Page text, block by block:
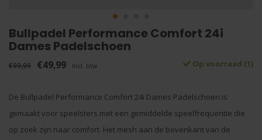
Bullpadel Performance Comfort 24i
Dames Padelschoen
€99,99 €49,99 Incl. btw Op voorraad (1)
De Bullpadel Performance Comfort 24i Dames Padelschoen is
gemaakt voor speelsters met een gemiddelde speelfrequentie die
op zoek zijn naar comfort. Het mesh aan de bovenkant van de